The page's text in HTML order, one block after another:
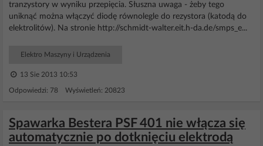
tranzystory w wyniku przepięcia. Słuszna uwaga - żeby tego
uniknąć można włączyć diodę równolegle do rezystora (katodą do
elektrolitów). Na stronie http://schmidt-walter.eit.h-da.de/smps_e...
Elektro Maszyny i Urządzenia
13 Sie 2013 10:53
Odpowiedzi: 78 Wyświetleń: 20823
Spawarka Bestera PSF 401 nie włącza się
automatycznie po dotknięciu elektrodą